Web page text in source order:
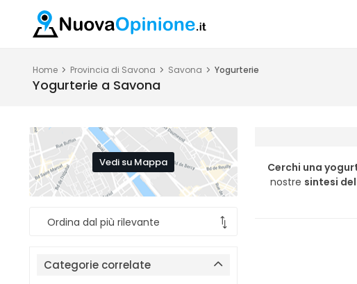
Home Provincia di Savona Savona Yogurterie
Yogurterie a Savona
Vedi su Mappa
Categorie correlate
Cerchi una
nostre sintesi